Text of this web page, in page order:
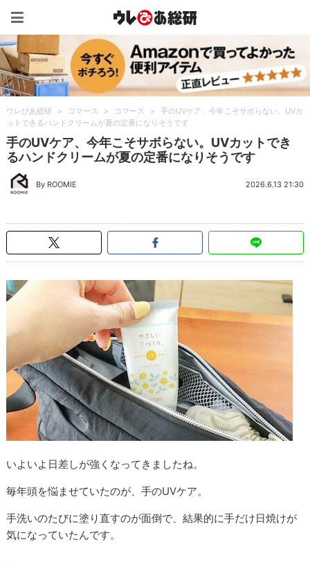
ウレぴあ総研 > コマース > コマース >
手のUVケア、今年こそサボらない。UVカ
ットできるハンドクリームが夏の定番になりそうです
手のUVケア、今年こそサボらない。UVカットでき
るハンドクリームが夏の定番になりそうです
By ROOMIE 2026.6.13 21:30
いよいよ日差しが強くなってきましたね。
毎年頭を悩ませていたのが、手のUVケア。
手洗いのたびに塗り直すのが面倒で、結果的に手だけ日焼けが
気になっていたんです。